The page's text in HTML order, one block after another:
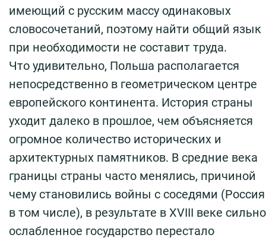
имеющий с русским массу одинаковых
словосочетаний, поэтому найти общий язык
при необходимости не составит труда.
Что удивительно, Польша располагается
непосредственно в геометрическом центре
европейского континента. История страны
уходит далеко в прошлое, чем объясняется
огромное количество исторических и
архитектурных памятников. В средние века
границы страны часто менялись, причиной
чему становились войны с соседями (Россия
в том числе), в результате в XVIII веке сильно
ослабленное государство перестало